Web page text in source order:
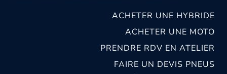
ACHETER UNE HYBRIDE
ACHETER UNE MOTO
PRENDRE RDV EN ATELIER
FAIRE UN DEVIS PNEUS